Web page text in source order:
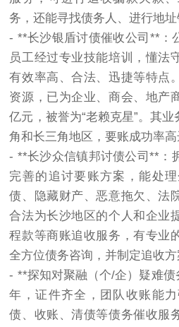
务，还能寻找债务人、进行地址
- **长沙银盾讨债催收公司**：
员工经过专业技能培训，懂法
有效率高、合法、迅捷等特点
资源，已为企业、商会、地产
亿元，被誉为“老赖克星”。其
角和长三角地区，要账成功率高
- **长沙众信镇邦讨债公司 **：
完善的追讨要账方案，能处
债、隐藏财产、恶意拖欠、法
合法为长沙地区的个人和企业
程款等商账追收服务，有专业
全方位债务咨询，并制定追收方
- **探知对聚融（个/企）疑难
年，证件齐全，团队收账能
债、收账、清债等债务催收服